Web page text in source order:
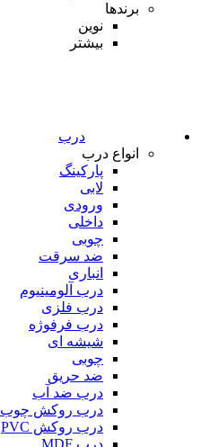
برندها
نوین
بیشتر
درب
انواع درب
پارکینگ
لابی
ورودی
داخلی
چوبی
ضد سرقت
انباری
درب آلومینیوم
درب فلزی
درب فرفوژه
شیشه ای
چوبی
ضد حریق
درب ضد آب
درب روکش چوب
درب روکش PVC
درب MDF